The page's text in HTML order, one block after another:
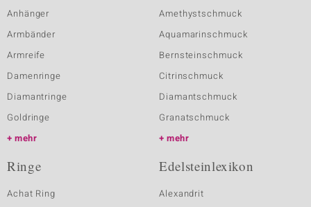
Anhänger
Armbänder
Armreife
Damenringe
Diamantringe
Goldringe
mehr
Amethystschmuck
Aquamarinschmuck
Bernsteinschmuck
Citrinschmuck
Diamantschmuck
Granatschmuck
mehr
Ringe
Achat Ring
Edelsteinlexikon
Alexandrit